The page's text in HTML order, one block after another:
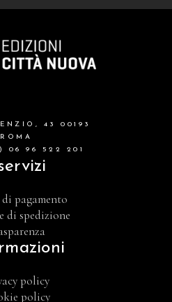
43 00193
ROMA
06 96 522 201
pagamento
di spedizione
policy
policy